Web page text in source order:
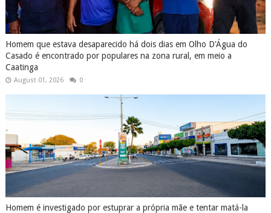
Homem que estava desaparecido há dois dias em Olho D'Água do
Casado é encontrado por populares na zona rural, em meio a
Caatinga
August 01, 2026 0
Homem é investigado por estuprar a própria mãe e tentar matá-la